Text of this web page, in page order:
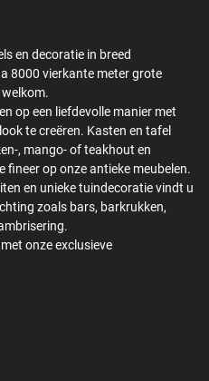
en decoratie in breed
8000 vierkante meter grote
op een liefdevolle manier met
te creëren. Kasten en tafel
, mango- of teakhout en
op onze antieke meubelen.
en unieke tuindecoratie vindt u
zoals bars, barkrukken,
onze exclusieve